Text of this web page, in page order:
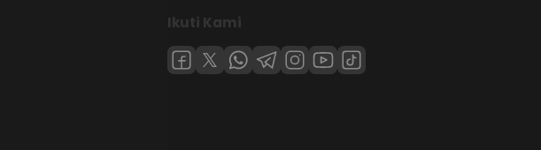
Ikuti Kami